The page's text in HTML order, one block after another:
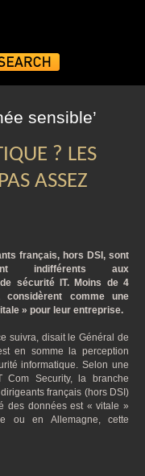
sensible’
? LES
ASSEZ
français, hors DSI, sont
indifférents aux
sécurité IT. Moins de 4
comme une
» pour leur entreprise.
suivra, disait le Général de
en somme la perception
informatique. Selon une
Com Security, la branche
français (hors DSI)
des données est « vitale »
ou en Allemagne, cette